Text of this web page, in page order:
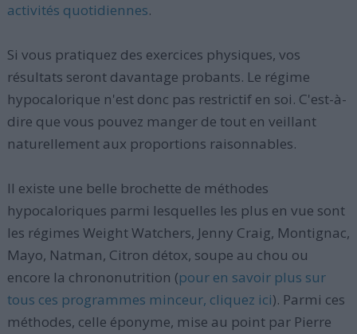
activités quotidiennes.
Si vous pratiquez des exercices physiques, vos
résultats seront davantage probants. Le régime
hypocalorique n'est donc pas restrictif en soi. C'est-à-
dire que vous pouvez manger de tout en veillant
naturellement aux proportions raisonnables.
Il existe une belle brochette de méthodes
hypocaloriques parmi lesquelles les plus en vue sont
les régimes Weight Watchers, Jenny Craig, Montignac,
Mayo, Natman, Citron détox, soupe au chou ou
encore la chrononutrition (pour en savoir plus sur
tous ces programmes minceur, cliquez ici). Parmi ces
méthodes, celle éponyme, mise au point par Pierre